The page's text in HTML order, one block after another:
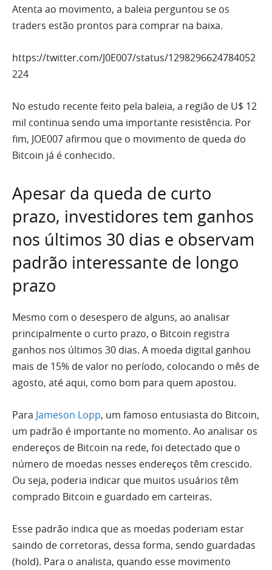
Atenta ao movimento, a baleia perguntou se os
traders estão prontos para comprar na baixa.
https://twitter.com/J0E007/status/1298296624784052
224
No estudo recente feito pela baleia, a região de U$ 12
mil continua sendo uma importante resistência. Por
fim, JOE007 afirmou que o movimento de queda do
Bitcoin já é conhecido.
Apesar da queda de curto
prazo, investidores tem ganhos
nos últimos 30 dias e observam
padrão interessante de longo
prazo
Mesmo com o desespero de alguns, ao analisar
principalmente o curto prazo, o Bitcoin registra
ganhos nos últimos 30 dias. A moeda digital ganhou
mais de 15% de valor no período, colocando o mês de
agosto, até aqui, como bom para quem apostou.
Para Jameson Lopp, um famoso entusiasta do Bitcoin,
um padrão é importante no momento. Ao analisar os
endereços de Bitcoin na rede, foi detectado que o
número de moedas nesses endereços têm crescido.
Ou seja, poderia indicar que muitos usuários têm
comprado Bitcoin e guardado em carteiras.
Esse padrão indica que as moedas poderiam estar
saindo de corretoras, dessa forma, sendo guardadas
(hold). Para o analista, quando esse movimento